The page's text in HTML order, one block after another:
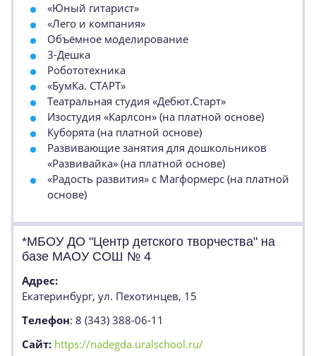
«Юный гитарист»
«Лего и компания»
Объёмное моделирование
3-Дешка
Робототехника
«БумКа. СТАРТ»
Театральная студия «Дебют.Старт»
Изостудия «Карлсон» (на платной основе)
Куборята (на платной основе)
Развивающие занятия для дошкольников
«Развивайка» (на платной основе)
«Радость развития» с Магформерс (на платной
основе)
*МБОУ ДО "Центр детского творчества" на
базе МАОУ СОШ № 4
Адрес:
Екатеринбург, ул. Пехотинцев, 15
Телефон: 8 (343) 388-06-11
Сайт: https://nadegda.uralschool.ru/